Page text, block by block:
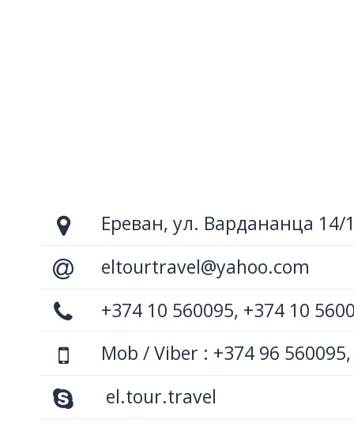
Ереван, ул. Вардананца 14/
eltourtravel@yahoo.com
+374 10 560095, +374 10
Mob / Viber : +374 96
el.tour.travel